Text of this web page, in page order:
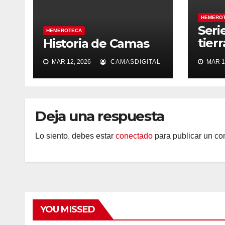
HEMEROTECA
Historia de Camas
MAR 12, 2026 CAMASDIGITAL MAR
Deja una respuesta
Lo siento, debes estar conectado para publicar un
YOU MISSED